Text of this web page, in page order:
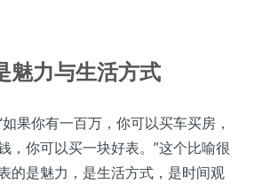
魅力与生活方式
果你有一百万，你可以买车买房，
，你可以买一块好表。”这个比喻很
的是魅力，是生活方式，是时间观